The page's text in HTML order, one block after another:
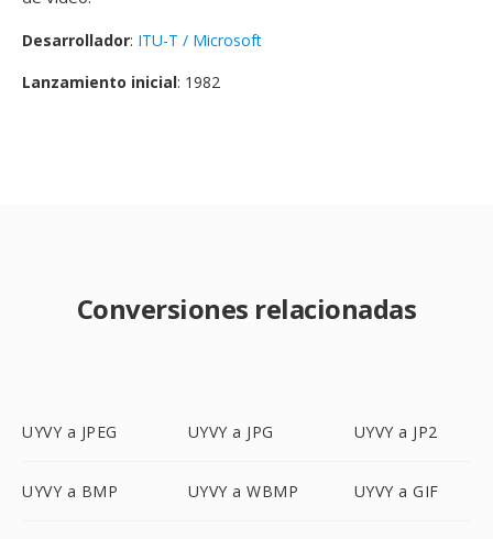
Desarrollador: ITU-T / Microsoft
Lanzamiento inicial: 1982
Conversiones relacionadas
UYVY a JPEG UYVY a JPG UYVY a JP2
UYVY a BMP UYVY a WBMP UYVY a GIF